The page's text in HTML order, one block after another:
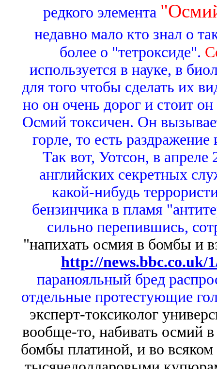
редкого элемента
недавно мало кто знал о
более о "тетроксиде".
используется в науке, в
для того чтобы сделать их
но он очень дорог и стоит
Осмий токсичен. Он
горле, то есть
Так вот, Уотсон, в
английских секретных
какой-нибудь
бензинчика в пламя
сильно перепившись,
"напихать осмия в бомбы и
http://news.bbc.co.uk/
паранояльный бред
отдельные протестующие
эксперт-токсиколог
вообще-то, набивать осмий
бомбы платиной, и во